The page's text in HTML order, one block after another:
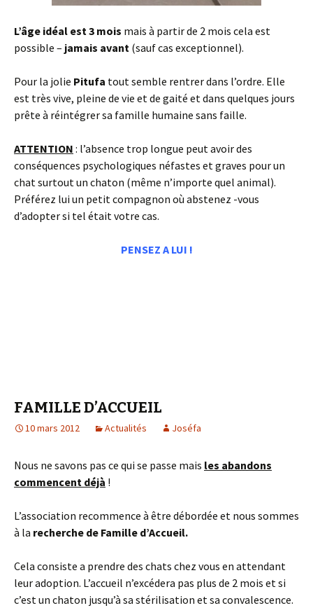
L’âge idéal est 3 mois mais à partir de 2 mois cela est
possible – jamais avant (sauf cas exceptionnel).
Pour la jolie Pitufa tout semble rentrer dans l’ordre. Elle
est très vive, pleine de vie et de gaité et dans quelques jours
prête à réintégrer sa famille humaine sans faille.
ATTENTION : l’absence trop longue peut avoir des
conséquences psychologiques néfastes et graves pour un
chat surtout un chaton (même n’importe quel animal).
Préférez lui un petit compagnon où abstenez -vous
d’adopter si tel était votre cas.
PENSEZ A LUI !
FAMILLE D’ACCUEIL
10 mars 2012 Actualités Joséfa
Nous ne savons pas ce qui se passe mais les abandons
commencent déjà !
L’association recommence à être débordée et nous sommes
à la recherche de Famille d’Accueil.
Cela consiste a prendre des chats chez vous en attendant
leur adoption. L’accueil n’excédera pas plus de 2 mois et si
c’est un chaton jusqu’à sa stérilisation et sa convalescence.